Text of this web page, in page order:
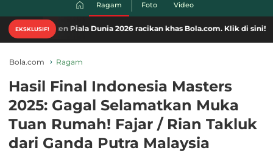
Ragam Foto Video
EKSKLUSIF!
Piala Dunia 2026 racikan khas Bola.com. Klik di sini!
Bola.com Ragam
Hasil Final Indonesia Masters
2025: Gagal Selamatkan Muka
Tuan Rumah! Fajar / Rian Takluk
dari Ganda Putra Malaysia